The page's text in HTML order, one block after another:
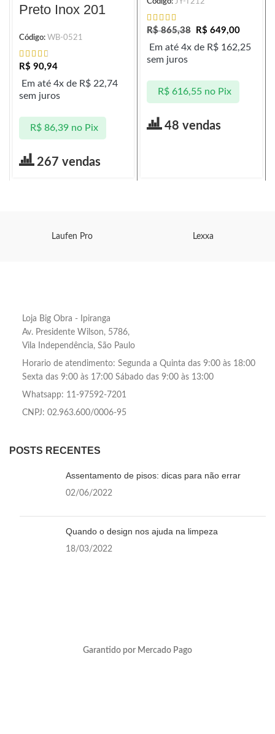
Preto Inox 201
Código: WB-0521
R$ 90,94
Em até 4x de R$ 22,74
sem juros
R$86,39 no Pix
267 vendas
R$865,38 R$ 649,00
Em até 4x de R$ 162,25
sem juros
R$616,55 no Pix
48 vendas
Laufen Pro Lexxa
Loja Big Obra - Ipiranga
Av. Presidente Wilson, 5786,
Vila Independência, São Paulo
Horario de atendimento: Segunda a Quinta das 9:00 às 18:00
Sexta das 9:00 às 17:00 Sábado das 9:00 às 13:00
Whatsapp: 11-97592-7201
CNPJ: 02.963.600/0006-95
POSTS RECENTES
Assentamento de pisos: dicas para não errar
02/06/2022
Quando o design nos ajuda na limpeza
18/03/2022
Garantido por Mercado Pago